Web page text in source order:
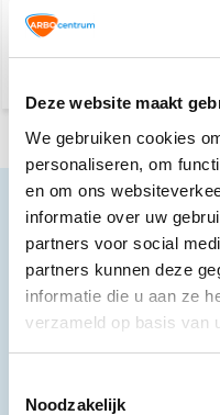
Deze website maakt
We gebruiken cookies
personaliseren, om
en om ons
informatie over uw
partners voor social
partners kunnen deze
informatie die u aan ze
verzameld op basis van
Noodzakelijk
Voor 15:00 besteld,
maandag in huis
Neem contact op
Ons klantenservice staat
Volg ons
Ontvang de